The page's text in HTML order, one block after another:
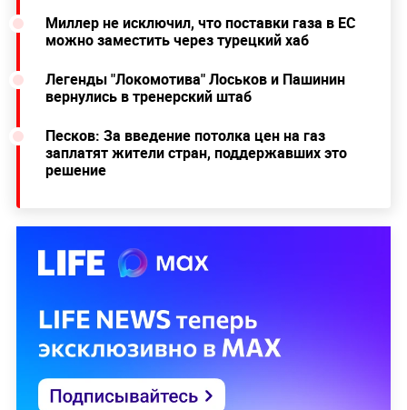
Миллер не исключил, что поставки газа в ЕС
можно заместить через турецкий хаб
Легенды "Локомотива" Лоськов и Пашинин
вернулись в тренерский штаб
Песков: За введение потолка цен на газ
заплатят жители стран, поддержавших это
решение